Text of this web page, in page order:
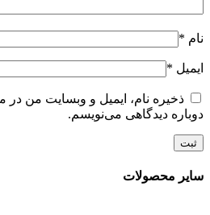
نام *
ایمیل *
ذخیره نام، ایمیل و وبسایت من در
دوباره دیدگاهی می‌نویسم.
سایر محصولات